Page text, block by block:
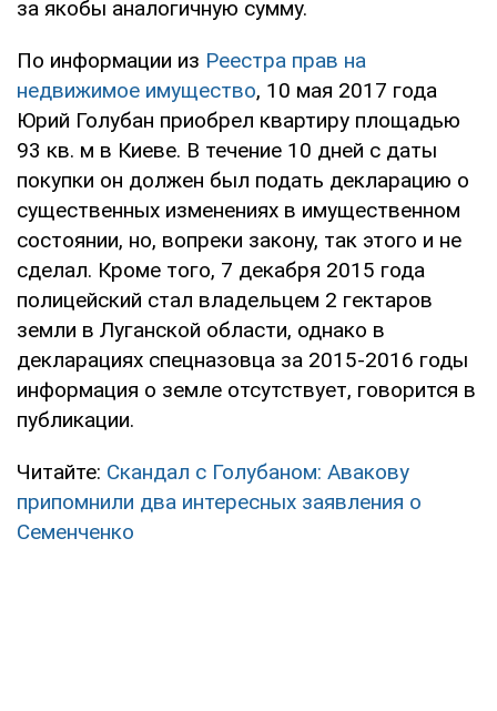
за якобы аналогичную сумму.
По информации из Реестра прав на
недвижимое имущество, 10 мая 2017 года
Юрий Голубан приобрел квартиру площадью
93 кв. м в Киеве. В течение 10 дней с даты
покупки он должен был подать декларацию о
существенных изменениях в имущественном
состоянии, но, вопреки закону, так этого и не
сделал. Кроме того, 7 декабря 2015 года
полицейский стал владельцем 2 гектаров
земли в Луганской области, однако в
декларациях спецназовца за 2015-2016 годы
информация о земле отсутствует, говорится в
публикации.
Читайте: Скандал с Голубаном: Авакову
припомнили два интересных заявления о
Семенченко